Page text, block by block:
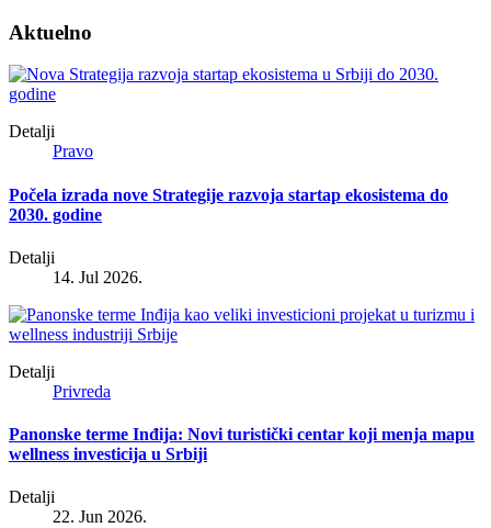
Aktuelno
Detalji
Pravo
Počela izrada nove Strategije razvoja startap ekosistema do
2030. godine
Detalji
14. Jul 2026.
Detalji
Privreda
Panonske terme Inđija: Novi turistički centar koji menja mapu
wellness investicija u Srbiji
Detalji
22. Jun 2026.